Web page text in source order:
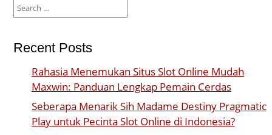
for:
Recent Posts
Rahasia Menemukan Situs Slot Online Mudah
Maxwin: Panduan Lengkap Pemain Cerdas
Seberapa Menarik Sih Madame Destiny Pragmatic
Play untuk Pecinta Slot Online di Indonesia?